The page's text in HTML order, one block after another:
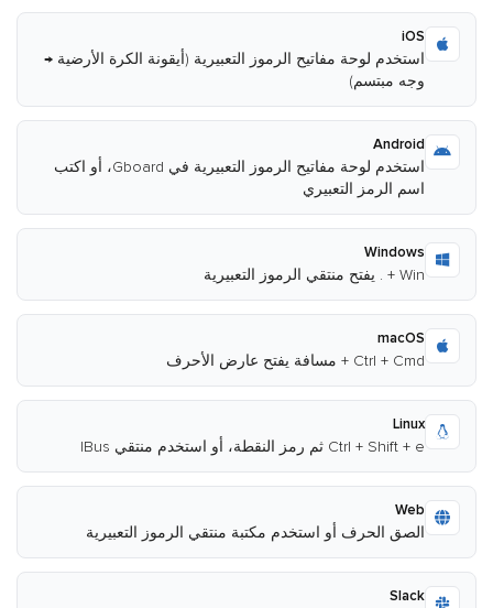
iOS
استخدم لوحة مفاتيح الرموز التعبيرية (أيقونة الكرة الأرضية →
وجه مبتسم)
Android
استخدم لوحة مفاتيح الرموز التعبيرية في Gboard، أو اكتب
اسم الرمز التعبيري
Windows
Win + . يفتح منتقي الرموز التعبيرية
macOS
Ctrl + Cmd + مسافة يفتح عارض الأحرف
Linux
Ctrl + Shift + e ثم رمز النقطة، أو استخدم منتقي IBus
Web
الصق الحرف أو استخدم مكتبة منتقي الرموز التعبيرية
Slack